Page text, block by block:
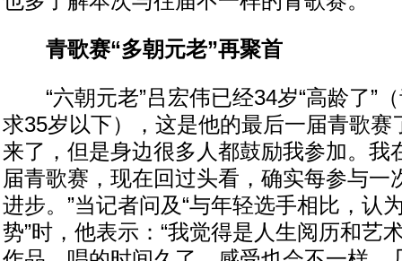
青歌赛“多朝元老”再聚首
“六朝元老”吕宏伟已经34岁“高龄了”
求35岁以下），这是他的最后一届青歌赛
来了，但是身边很多人都鼓励我参加。我
届青歌赛，现在回过头看，确实每参与一
进步。”当记者问及“与年轻选手相比，认
势”时，他表示：“我觉得是人生阅历和艺